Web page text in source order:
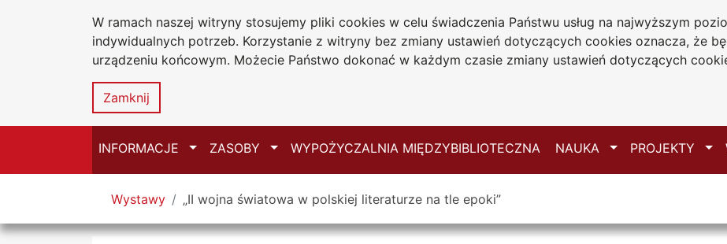
W ramach naszej witryny stosujemy pliki cookies w celu świadczenia Państwu usług na najwyższym
indywidualnych potrzeb. Korzystanie z witryny bez zmiany ustawień dotyczących cookies oznacza, że
urządzeniu końcowym. Możecie Państwo dokonać w każdym czasie zmiany ustawień dotyczących
Zamknij
Przejdź do głównego menu
Przejdź do treści
Przejdź do wyszukiwarki
Przejdź do mapy serwisuBiblioteka Uniwersytecka
Uniwersytetu Jana Długosza
w Częstochowie
Mapa serwisu
INFORMACJE Przełącz
ZASOBY Przełącz
WYPOŻYCZALNIA MIĘDZYBIBLIOTECZNA NAUKA Przełącz
PROJEKTY
Tutaj jesteś
Wystawy „II wojna światowa w polskiej literaturze na tle epoki”